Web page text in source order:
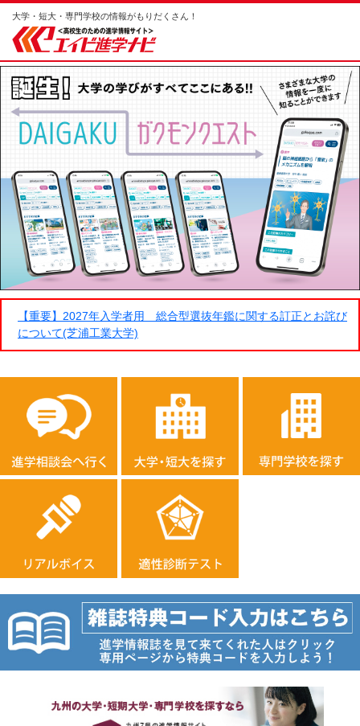
大学・短大・専門学校の情報がもりだくさん！
【重要】2027年入学者用 総合型選抜年鑑に関する訂正とお詫び
について(芝浦工業大学)